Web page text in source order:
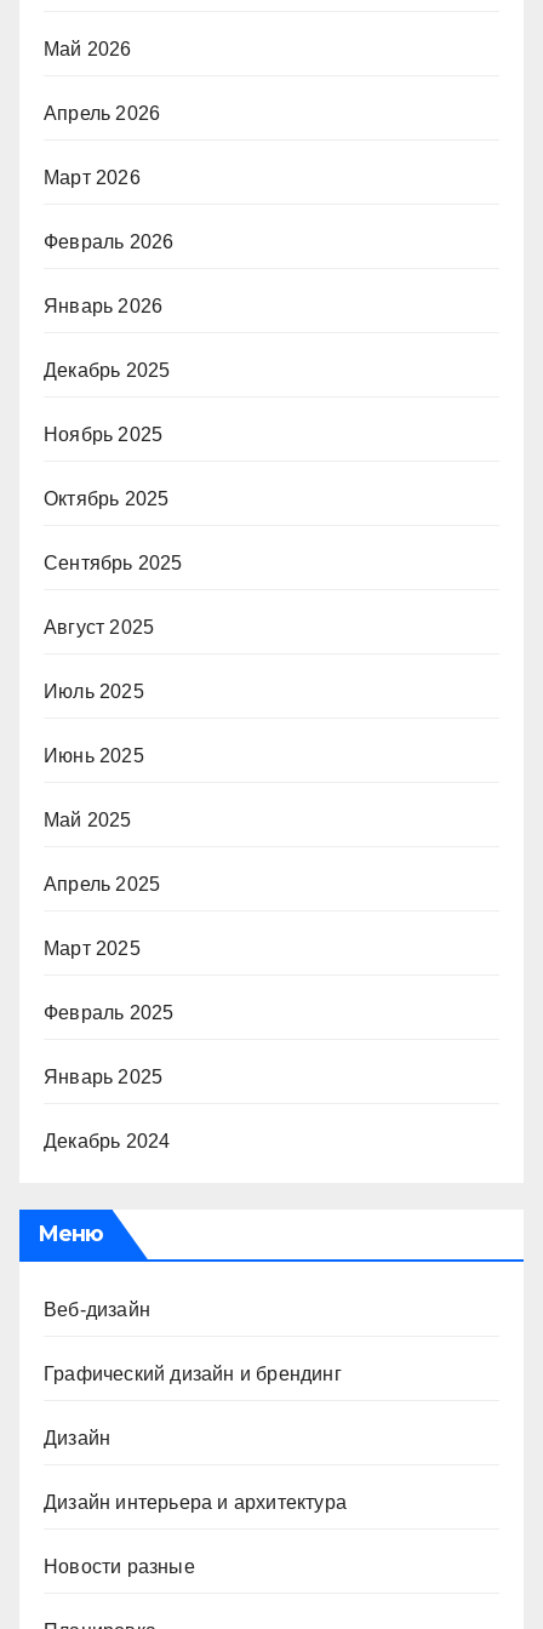
Май 2026
Апрель 2026
Март 2026
Февраль 2026
Январь 2026
Декабрь 2025
Ноябрь 2025
Октябрь 2025
Сентябрь 2025
Август 2025
Июль 2025
Июнь 2025
Май 2025
Апрель 2025
Март 2025
Февраль 2025
Январь 2025
Декабрь 2024
Меню
Веб-дизайн
Графический дизайн и брендинг
Дизайн
Дизайн интерьера и архитектура
Новости разные